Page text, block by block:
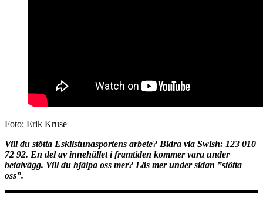
Foto: Erik Kruse
Vill du stötta Eskilstunasportens arbete? Bidra via Swish: 123 010
72 92. En del av innehållet i framtiden kommer vara under
betalvägg. Vill du hjälpa oss mer? Läs mer under sidan ”stötta
oss”.